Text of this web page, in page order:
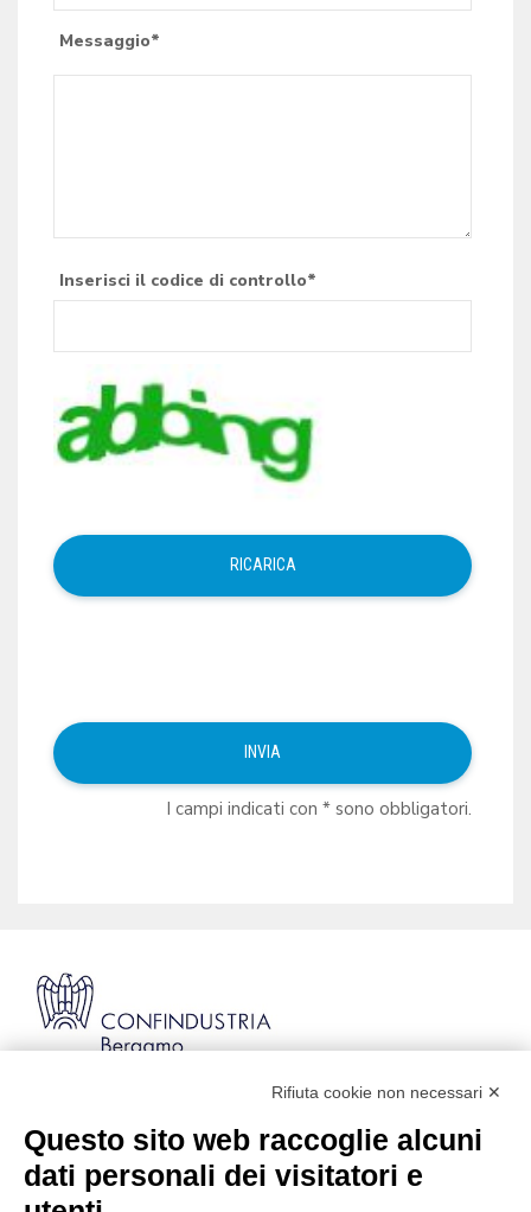
Messaggio*
Inserisci il codice di controllo*
I campi indicati con * sono obbligatori.
Codice Fiscale: 80021750163 | PEC:
info@pec.confindustriabergamo.it
Rifiuta cookie non necessari ✕
Questo sito web raccoglie alcuni
dati personali dei visitatori e